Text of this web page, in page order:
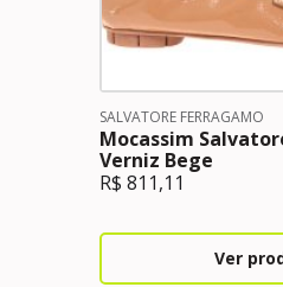
SALVATORE FERRAGAMO
Mocassim
Verniz Bege
R$ 811,11
Ver